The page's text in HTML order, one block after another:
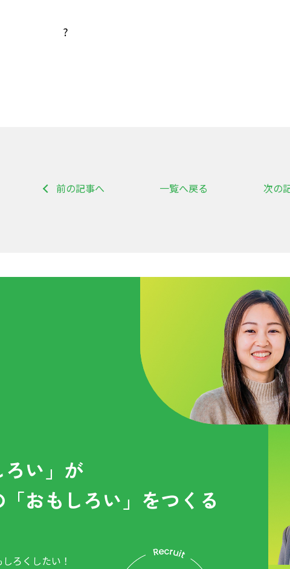
?
前の記事へ 次の
一覧へ戻る
い」が
「おもしろい」をつくる
ろくしたい！